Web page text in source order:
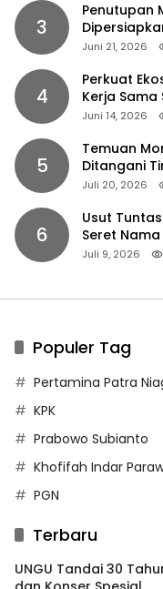
3
Penutupan
Juni 21, 2026
4
Perkuat
Kerja Sama
Juni 14, 2026
5
Temuan
Ditangani
Juli 20, 2026
6
Usut Tuntas
Seret
Juli 9, 2026
Populer Tag
Pertamina Patra
KPK
Prabowo Subianto
Khofifah Indar
PGN
Terbaru
UNGU Tandai 30